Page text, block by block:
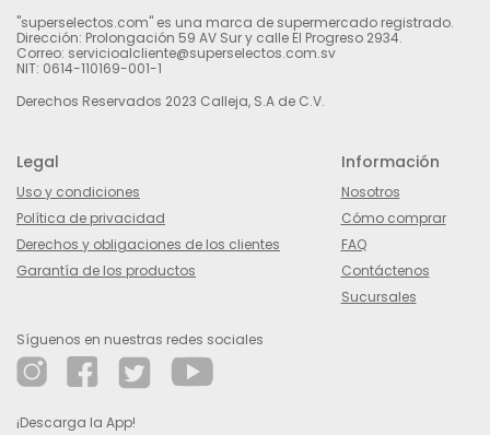
"superselectos.com" es una marca de supermercado registrado.
Dirección: Prolongación 59 AV Sur y calle El Progreso 2934.
Correo: servicioalcliente@superselectos.com.sv
NIT: 0614-110169-001-1
Derechos Reservados 2023 Calleja, S.A de C.V.
Legal
Uso y condiciones
Política de privacidad
Derechos y obligaciones de los clientes
Garantía de los productos
Información
Nosotros
Cómo comprar
FAQ
Contáctenos
Sucursales
Síguenos en nuestras redes sociales
¡Descarga la App!